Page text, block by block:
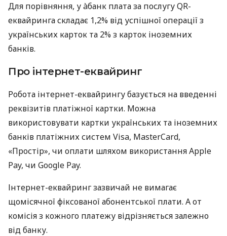
Для порівняння, у àбанк плата за послугу QR-
еквайринга складає 1,2% від успішної операції з
українських карток та 2% з карток іноземних
банків.
Про інтернет-еквайринг
Робота інтернет-еквайрингу базується на введенні
реквізитів платіжної картки. Можна
використовувати картки українських та іноземних
банків платіжних систем Visa, MasterCard,
«Простір», чи оплати шляхом використання Apple
Pay, чи Google Pay.
Інтернет-еквайринг зазвичай не вимагає
щомісячної фіксованої абонентської плати. А от
комісія з кожного платежу відрізняється залежно
від банку.